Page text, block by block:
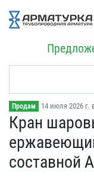
Продам 14 июля 2026 г.
Кран
составной